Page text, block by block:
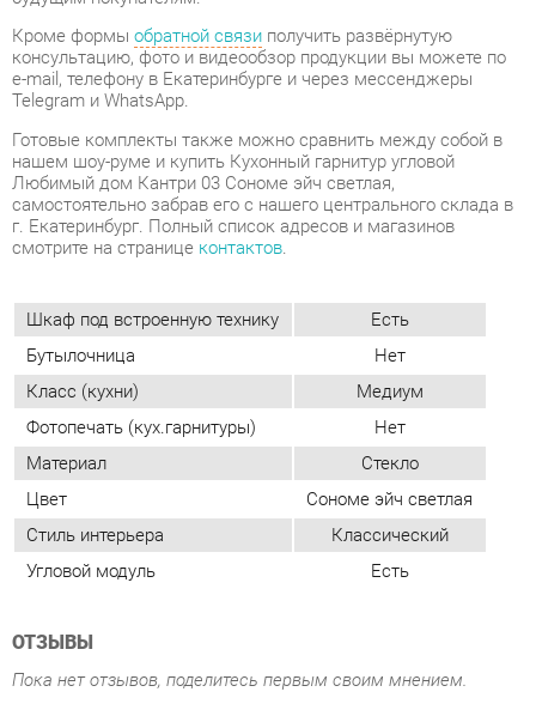
Готовые комплекты также можно сравнить между собой в
нашем шоу-руме и купить Кухонный гарнитур угловой
Любимый дом Кантри 03 Сономе эйч светлая,
самостоятельно забрав его с нашего центрального склада в
г. Екатеринбург. Полный список адресов и магазинов
смотрите на странице
Шкаф под встроенную технику Есть
Бутылочница
Нет
Класс (кухни)
Материал
Стекло
Цвет
Сономе эйч светлая
Стиль интерьера
Классический
Угловой модуль
Есть
ОТЗЫВЫ
Пока нет отзывов, поделитесь первым своим мнением.
ПОХОЖИЕ ТОВАРЫ